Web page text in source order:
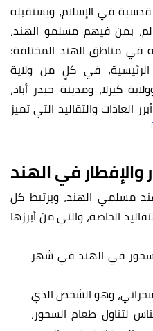
في الإسلام، ويستقبله
بمن فيهم مسلمو الهند،
في مناطق الهند المختلفة؛
في كلٍ من ولاية
كيرلا، ومدينة حيدر أباد،
والتقاليد التي تميز
والإفطار في الهند
مسلمي الهند، ويرتبط كل
الخاصة، والتي من أبرزها
في الهند في شهر
وهو الشخص الذي
لتناول طعام السحور،